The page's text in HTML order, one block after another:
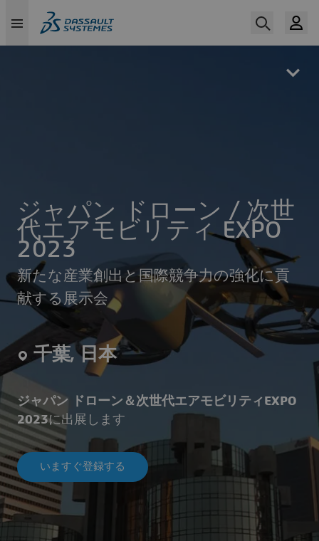
ジャパン ドローン / 次世
代エアモビリティ EXPO
2023
新たな産業創出と国際競争力の強化に貢
献する展示会
千葉, 日本
ジャパン ドローン＆次世代エアモビリティEXPO
2023に出展します
いますぐ登録する